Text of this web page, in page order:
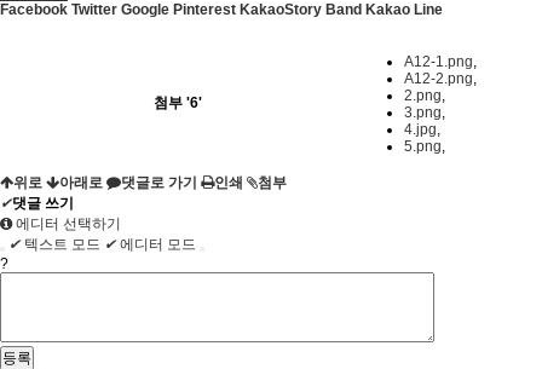
Facebook Twitter Google Pinterest KakaoStory Band Kakao Line
첨부 '6'
A12-1.png,
A12-2.png,
2.png,
3.png,
4.jpg,
5.png,
위로 아래로 댓글로 가기 인쇄
첨부
✔댓글 쓰기
에디터 선택하기
✔ 텍스트 모드 ✔에디터 모드
?